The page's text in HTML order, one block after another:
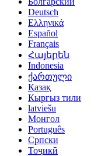
Deutsch
Ελληνικά
Español
Français
Հայերեն
Indonesia
ქართული
Қазақ
Кыргыз тили
latviešu
Монгол
Português
Српски
Тоҷикӣ